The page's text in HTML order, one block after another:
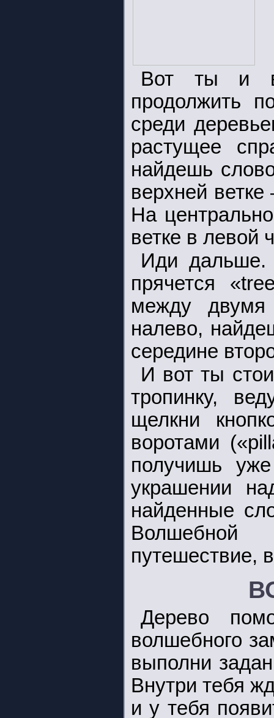
Вот ты и в
продолжить
среди
растущее
найдешь
верхней
На
ветке в левой
Иди дальше.
прячется
между
налево,
середине
И вот ты
тропинку,
щелкни
воротами
получишь
украшении
найденные
путешествие,
Дерево
волшебного
выполни
Внутри тебя
и у тебя